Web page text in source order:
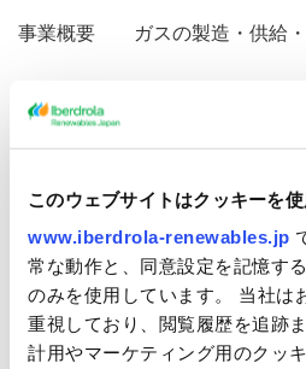
このウェブサイトはクッキーを
www.iberdrola-renewables.jp
常な動作と、同意設定を記憶す
のみを使用しています。 当社は
重視しており、閲覧履歴を追跡
計用やマーケティング用のクッ
事業概要 ガスの製造・供給・
＜アカシア＞
会社名 アカシア・リニュー
本社所在地 東京都中央区築地
階
代表者 代表取締役 大橋